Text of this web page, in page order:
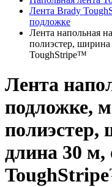
Лента Brady
подложке
Лента напольная
полиэстер,
ToughStripe™
Лента
подложке,
полиэстер,
длина 30 м,